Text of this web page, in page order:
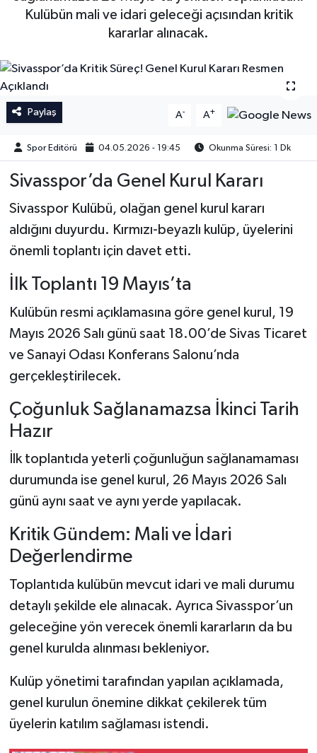
Kulübün mali ve idari geleceği açısından kritik
kararlar alınacak.
Paylaş A- A+
Spor Editörü 04.05.2026 - 19:45 Okunma Süresi: 1 Dk
Sivasspor’da Genel Kurul Kararı
Sivasspor Kulübü, olağan genel kurul kararı
aldığını duyurdu. Kırmızı-beyazlı kulüp, üyelerini
önemli toplantı için davet etti.
İlk Toplantı 19 Mayıs’ta
Kulübün resmi açıklamasına göre genel kurul, 19
Mayıs 2026 Salı günü saat 18.00’de Sivas Ticaret
ve Sanayi Odası Konferans Salonu’nda
gerçekleştirilecek.
Çoğunluk Sağlanamazsa İkinci Tarih
Hazır
İlk toplantıda yeterli çoğunluğun sağlanamaması
durumunda ise genel kurul, 26 Mayıs 2026 Salı
günü aynı saat ve aynı yerde yapılacak.
Kritik Gündem: Mali ve İdari
Değerlendirme
Toplantıda kulübün mevcut idari ve mali durumu
detaylı şekilde ele alınacak. Ayrıca Sivasspor’un
geleceğine yön verecek önemli kararların da bu
genel kurulda alınması bekleniyor.
Kulüp yönetimi tarafından yapılan açıklamada,
genel kurulun önemine dikkat çekilerek tüm
üyelerin katılım sağlaması istendi.
İngiltere Premier Lig
İngiltere Premier Lig
Eredevise
TFF 1.Lig
Diğer Futbol Ligleri
Türkiye Basketbol Ligi
Kadınlar Basketbol Ligi
Diğer Basketbol Ligleri
Formula 1
Atletizm
Hentbol
At Yarışı
Bisiklet
Boks
Güreş
Halter
Motor Sporları